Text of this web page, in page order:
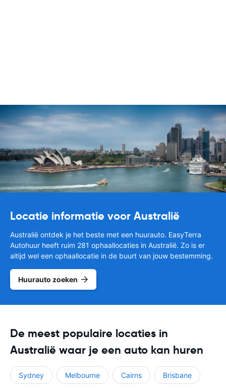
Locatie informatie voor Australië
Australië ontdek je het beste met een huurauto. EasyTerra
Autohuur heeft ruim 281 ophaallocaties in Australië. Zo is er
altijd wel een ophaallocatie in de buurt van jouw bestemming.
Huurauto zoeken
De meest populaire locaties in
Australië waar je een auto kan huren
Sydney Melbourne Cairns Brisbane